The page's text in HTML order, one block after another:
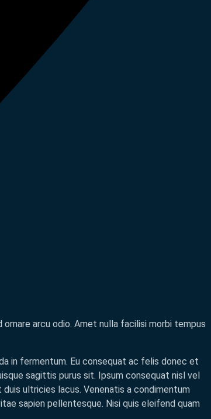
arcu odio. Amet nulla facilisi morbi tempus
in fermentum. Eu consequat ac felis donec et
sagittis purus sit. Ipsum consequat nisl vel
ultricies lacus. Venenatis a condimentum
sapien pellentesque. Nisi quis eleifend quam